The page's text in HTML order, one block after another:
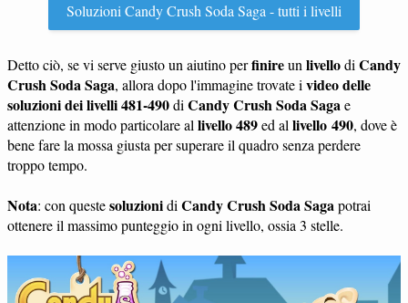
Soluzioni Candy Crush Soda Saga - tutti i livelli
Detto ciò, se vi serve giusto un aiutino perfinireun livellodi Candy
Crush Soda Saga, allora dopo l'immagine trovate i video delle
soluzioni dei livelli 481-490di Candy Crush Soda Sagae
attenzione in modo particolare al livello 489ed al livello 490, dove è
bene fare la mossa giusta per superare il quadro senza perdere
troppo tempo.
Nota: con questesoluzionidi Candy Crush Soda Sagapotrai
ottenere il massimo punteggio in ogni livello, ossia 3 stelle.